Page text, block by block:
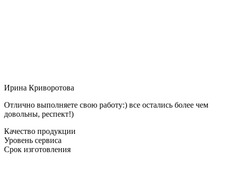
Ирина Криворотова
Отлично выполняете свою работу:) все остались более чем
довольны, респект!)
Качество продукции
Уровень сервиса
Срок изготовления